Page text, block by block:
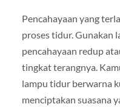
Pencahayaan yang
proses tidur. Gunakan
pencahayaan redup
tingkat terangnya.
lampu tidur berwarna
menciptakan suasana